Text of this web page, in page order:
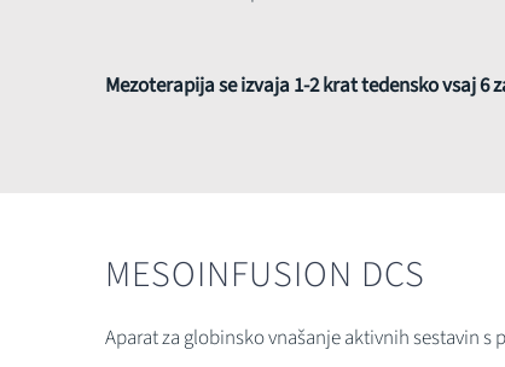
Mezoterapija se izvaja 1-2 krat tedensko vsaj
MESOINFUSION DCS
Aparat za globinsko vnašanje aktivnih sestavin